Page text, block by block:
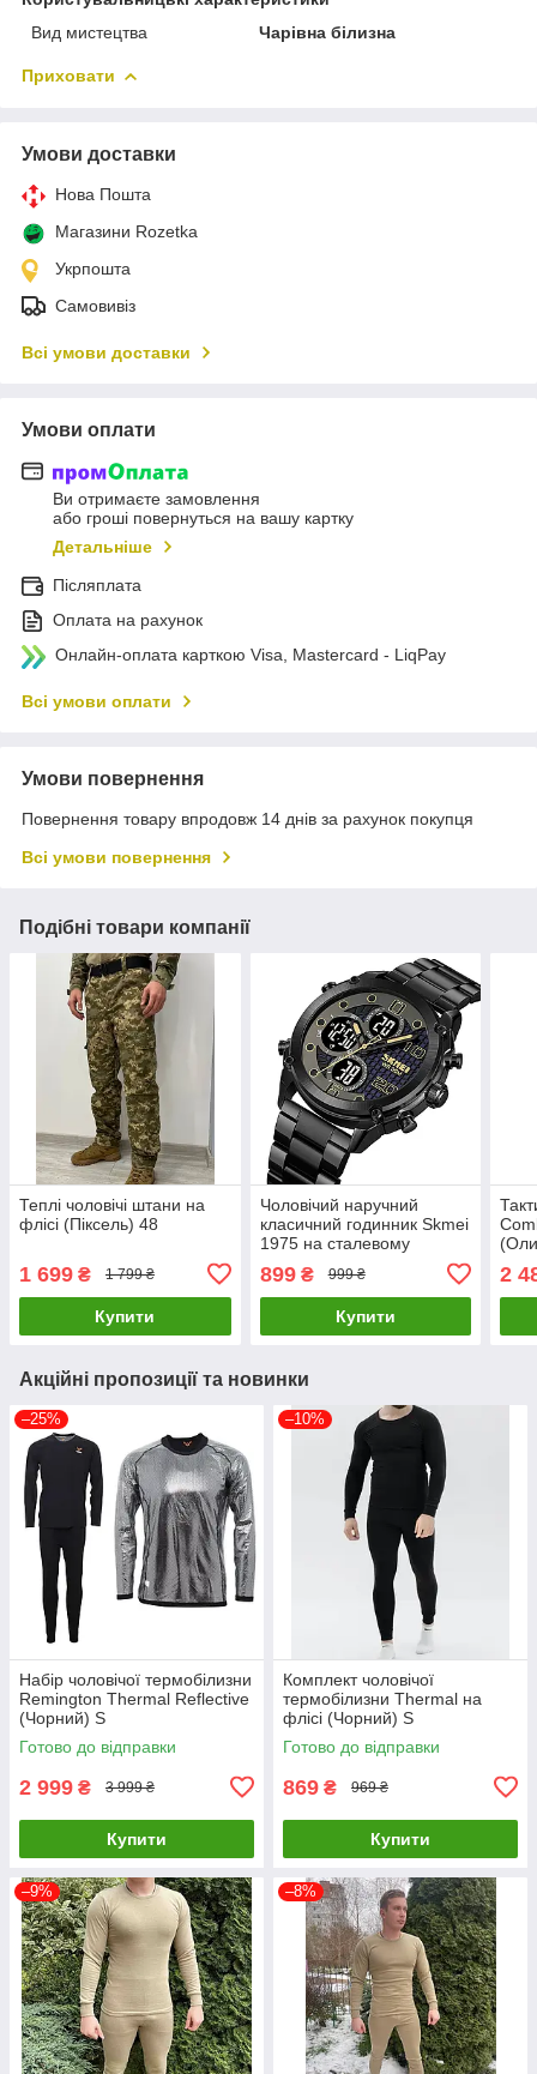
Вид мистецтва
Чарівна білизна
Приховати
Умови доставки
Нова Пошта
Магазини Rozetka
Укрпошта
Самовивіз
Всі умови доставки
Умови оплати
Ви отримаєте замовлення
або гроші повернуться на вашу картку
Детальніше
Післяплата
Оплата на рахунок
Онлайн-оплата карткою Visa, Mastercard - LiqPay
Всі умови оплати
Умови повернення
Повернення товару впродовж 14 днів за рахунок покупця
Всі умови повернення
Подібні товари компанії
Теплі чоловічі штани на
флісі (Піксель) 48
1 699 ₴ 1 799 ₴
Купити
Чоловічий наручний
класичний годинник Skmei
1975 на сталевому
899₴ 999 ₴
Купити
2
Акційні пропозиції та новинки
–25%
Набір чоловічої термобілизни
Remington Thermal Reflective
(Чорний) S
Готово до відправки
2 999 ₴ 3 999 ₴
Купити
–10%
Комплект чоловічої
термобілизни Thermal на
флісі (Чорний) S
Готово до відправки
869 ₴ 969 ₴
Купити
–9% –8%